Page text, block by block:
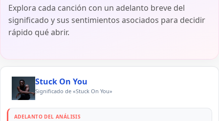
Explora cada canción con un adelanto breve del
significado y sus sentimientos asociados para decidir
rápido qué abrir.
Stuck On You
Significado de «Stuck On You»
ADELANTO DEL ANÁLISIS